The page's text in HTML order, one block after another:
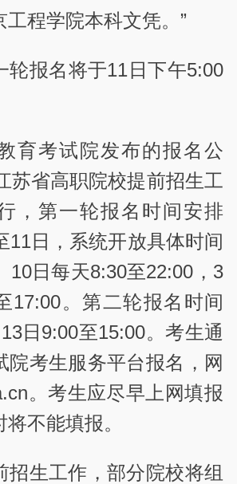
程学院本科文凭。”
轮报名将于11日下午5:00
育考试院发布的报名公
苏省高职院校提前招生工
，第一轮报名时间安排
11日，系统开放具体时间
10日每天8:30至22:00，3
17:00。第二轮报名时间
日9:00至15:00。考生通
院考生服务平台报名，网
。考生应尽早上网填报
不能填报。
招生工作，部分院校将组